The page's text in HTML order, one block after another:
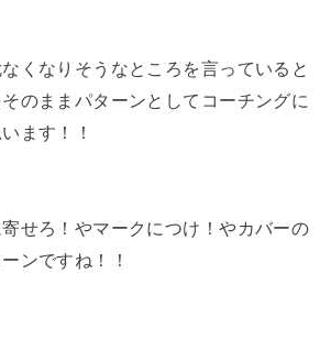
くなりそうなところを言っていると
のままパターンとしてコーチングに
ます！！
せろ！やマークにつけ！やカバーの
ンですね！！